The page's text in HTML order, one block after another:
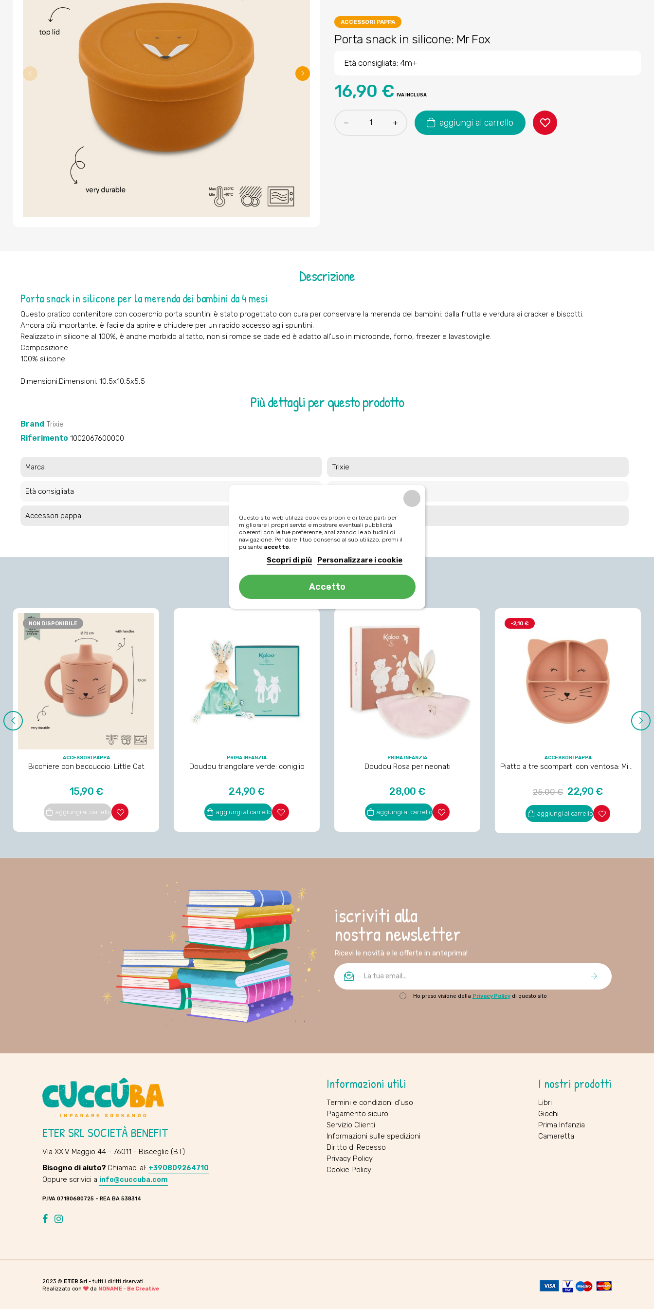
ACCESSORI PAPPA
Porta snack in silicone: Mr Fox
Età consigliata: 4m+
16,90 € IVA INCLUSA
aggiungi al carrello
Descrizione
Porta snack in silicone per la merenda dei bambini da 4 mesi
Questo pratico contenitore con coperchio porta spuntini è stato progettato con cura per conservare la merenda dei bambini: dalla frutta e verdura ai cracker e biscotti.
Ancora più importante, è facile da aprire e chiudere per un rapido accesso agli spuntini.
Realizzato in silicone al 100%, è anche morbido al tatto, non si rompe se cade ed è adatto all'uso in microonde, forno, freezer e lavastoviglie.
Composizione
100% silicone
Dimensioni:Dimensioni: 10,5x10,5x5,5
Più dettagli per questo prodotto
Brand Trixie
Riferimento 1002067600000
Marca Trixie
Età consigliata
Accessori pappa Porta snack
Potrebbe piacerti anche...
NON DISPONIBILE
ACCESSORI PAPPA
Bicchiere con beccuccio: Little Cat
Prezzo
15,90 €
aggiungi al carrello
PRIMA INFANZIA
Doudou triangolare verde: coniglio
Prezzo
24,90 €
aggiungi al carrello
PRIMA INFANZIA
Doudou Rosa per neonati
Prezzo
28,00 €
aggiungi al carrello
-2,10 €
ACCESSORI PAPPA
Piatto a tre scomparti con ventosa: Miss
Prezzo
regolare
25,00 € Prezzo
22,90 €
aggiungi al carrello
iscriviti alla
nostra newsletter
Ricevi le novità e le offerte in anteprima!
Ho preso visione della Privacy Policydi questo sito
Questo sito web utilizza cookies propri e di terze parti per
migliorare i propri servizi e mostrare eventuali pubblicità
coerenti con le tue preferenze, analizzando le abitudini di
navigazione. Per dare il tuo consenso al suo utilizzo, premi il
pulsante accetto.
Scopri di più Personalizzare i cookie
Accetto
ETER SRL SOCIETÀ BENEFIT
Via XXIV Maggio 44 - 76011 - Bisceglie (BT)
Bisogno di aiuto? Chiamaci al: +390809264710
Oppure scrivici a info@cuccuba.com
P.IVA 07180680725 - REA BA 538314
Facebook
Informazioni utili
Termini e condizioni d'uso
Pagamento sicuro
Servizio Clienti
Informazioni sulle spedizioni
Diritto di Recesso
Privacy Policy
Cookie Policy
I nostri prodotti
Libri
Giochi
Prima Infanzia
Cameretta
2023 © ETER Srl - tutti i diritti riservati.
Realizzato con
da NONAME - Be Creative